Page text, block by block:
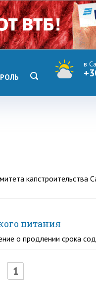
в
капстроительства
питания
о продлении срока
1